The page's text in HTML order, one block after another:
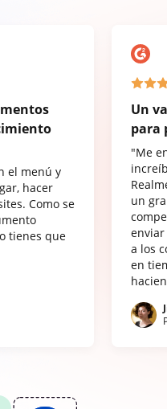
el menú y
hacer
Como se
tienes que
Un
para
"Me
un
a los
en